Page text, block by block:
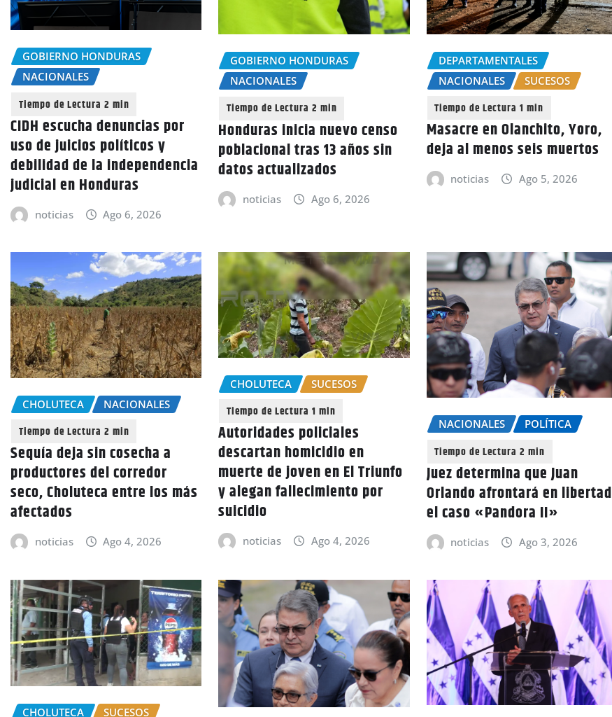
GOBIERNO HONDURAS
NACIONALES
CIDH escucha denuncias por
uso de juicios políticos y
debilidad de la independencia
judicial en Honduras
noticias Ago 6, 2026
GOBIERNO HONDURAS
NACIONALES
Honduras inicia nuevo censo
poblacional tras 13 años sin
datos actualizados
noticias Ago 6, 2026
DEPARTAMENTALES
NACIONALES
SUCESOS
Masacre en Olanchito, Yoro,
deja al menos seis muertos
noticias Ago 5, 2026
CHOLUTECA NACIONALES
Sequía deja sin cosecha a
productores del corredor
seco, Choluteca entre los más
afectados
noticias Ago 4, 2026
CHOLUTECA SUCESOS
Autoridades policiales
descartan homicidio en
muerte de joven en El Triunfo
y alegan fallecimiento por
suicidio
noticias Ago 4, 2026
NACIONALES POLÍTICA
Juez determina que Juan
Orlando afrontará en libertad
el caso «Pandora II»
noticias Ago 3, 2026
CHOLUTECA SUCESOS